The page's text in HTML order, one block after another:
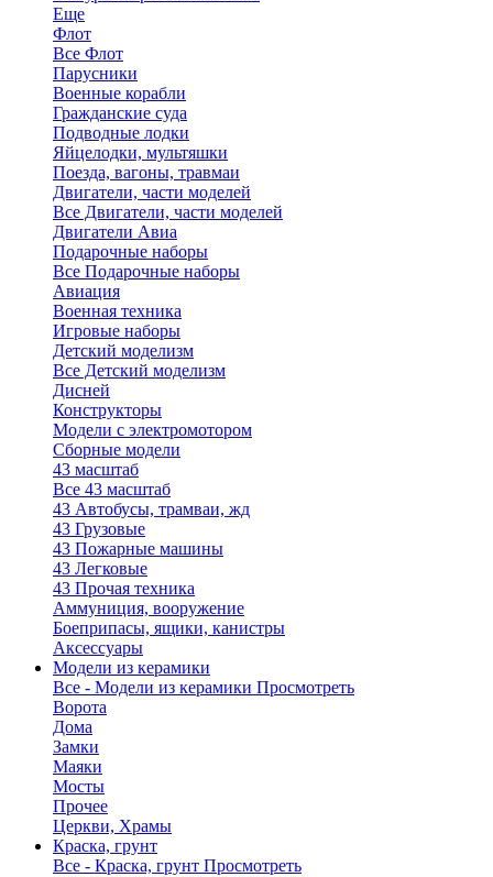
Еще
Флот
Все Флот
Парусники
Военные корабли
Гражданские суда
Подводные лодки
Яйцелодки, мультяшки
Поезда, вагоны, травмаи
Двигатели, части моделей
Все Двигатели, части моделей
Двигатели Авиа
Подарочные наборы
Все Подарочные наборы
Авиация
Военная техника
Игровые наборы
Детский моделизм
Все Детский моделизм
Дисней
Конструкторы
Модели с электромотором
Сборные модели
43 масштаб
Все 43 масштаб
43 Автобусы, трамваи, жд
43 Грузовые
43 Пожарные машины
43 Легковые
43 Прочая техника
Аммуниция, вооружение
Боеприпасы, ящики, канистры
Аксессуары
Модели из керамики
Все - Модели из керамики Просмотреть
Ворота
Дома
Замки
Маяки
Мосты
Прочее
Церкви, Храмы
Краска, грунт
Все - Краска, грунт Просмотреть